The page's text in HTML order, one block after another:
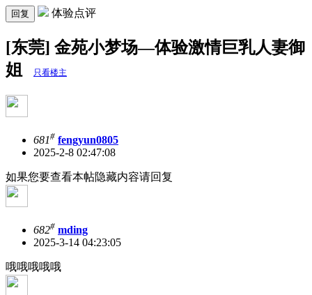
回复 体验点评
[东莞] 金苑小梦场—体验激情巨乳人妻御
姐
只看楼主
681# fengyun0805
2025-2-8 02:47:08
如果您要查看本帖隐藏内容请回复
682# mding
2025-3-14 04:23:05
哦哦哦哦哦